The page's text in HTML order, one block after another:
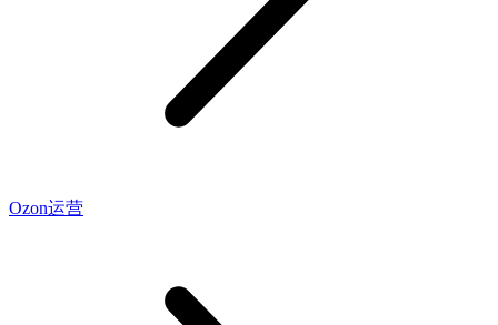
Ozon运营